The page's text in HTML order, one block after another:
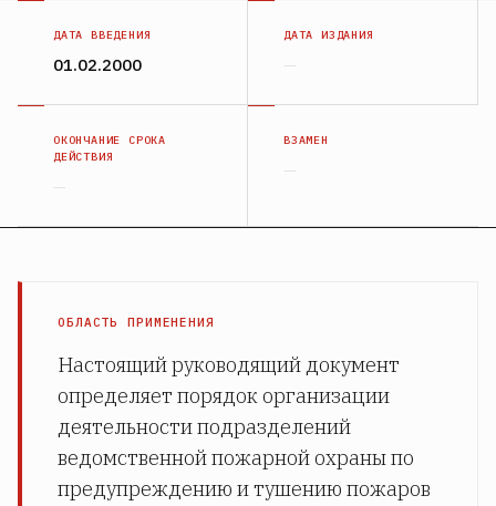
ДАТА ВВЕДЕНИЯ
01.02.2000
ДАТА ИЗДАНИЯ
—
ОКОНЧАНИЕ СРОКА
ДЕЙСТВИЯ
—
ВЗАМЕН
—
ОБЛАСТЬ ПРИМЕНЕНИЯ
Настоящий руководящий документ
определяет порядок организации
деятельности подразделений
ведомственной пожарной охраны по
предупреждению и тушению пожаров